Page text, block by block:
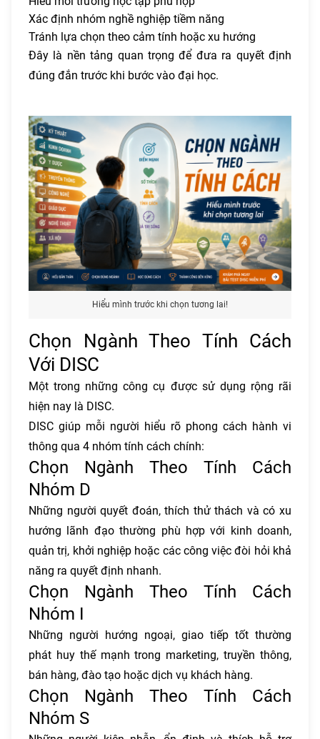
Xác định nhóm nghề nghiệp tiềm năng
Tránh lựa chọn theo cảm tính hoặc xu hướng
Đây là nền tảng quan trọng để đưa ra quyết định
đúng đắn trước khi bước vào đại học.
Hiểu mình trước khi chọn tương lai!
Chọn Ngành Theo Tính Cách
Với DISC
Một trong những công cụ được sử dụng rộng rãi
hiện nay là DISC.
DISC giúp mỗi người hiểu rõ phong cách hành vi
thông qua 4 nhóm tính cách chính:
Chọn Ngành Theo Tính Cách
Nhóm D
Những người quyết đoán, thích thử thách và có xu
hướng lãnh đạo thường phù hợp với kinh doanh,
quản trị, khởi nghiệp hoặc các công việc đòi hỏi khả
năng ra quyết định nhanh.
Chọn Ngành Theo Tính Cách
Nhóm I
Những người hướng ngoại, giao tiếp tốt thường
phát huy thế mạnh trong marketing, truyền thông,
bán hàng, đào tạo hoặc dịch vụ khách hàng.
Chọn Ngành Theo Tính Cách
Nhóm S